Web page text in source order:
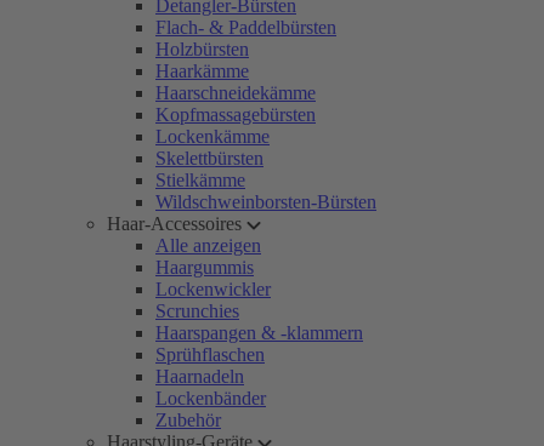
Detangler-Bürsten
Flach- & Paddelbürsten
Holzbürsten
Haarkämme
Haarschneidekämme
Kopfmassagebürsten
Lockenkämme
Skelettbürsten
Stielkämme
Wildschweinborsten-Bürsten
Haar-Accessoires
Alle anzeigen
Haargummis
Lockenwickler
Scrunchies
Haarspangen & -klammern
Sprühflaschen
Haarnadeln
Lockenbänder
Zubehör
Haarstyling-Geräte